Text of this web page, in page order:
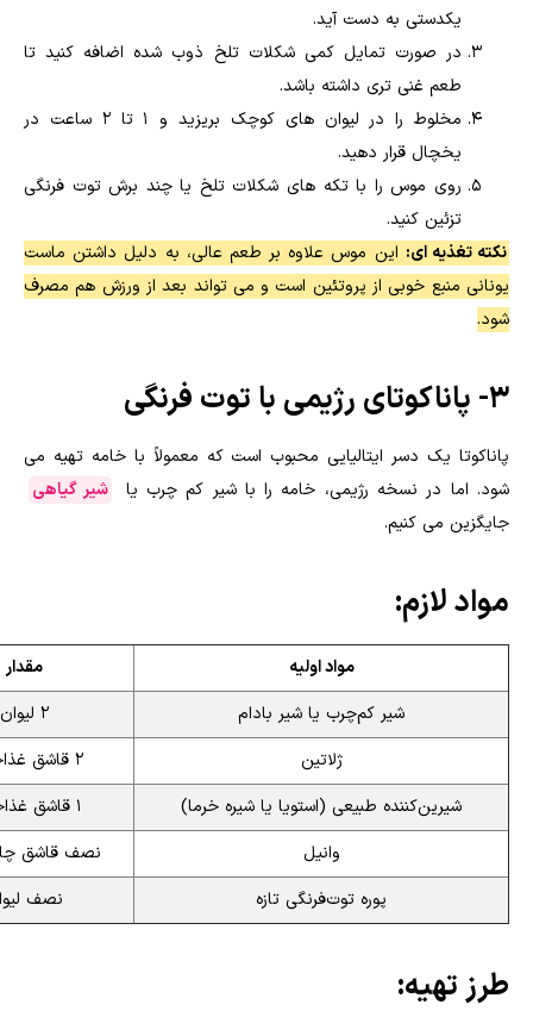
یکدستی به دست آید.
در صورت تمایل کمی شکلات تلخ ذوب شده اضافه کنید تا
طعم غنی تری داشته باشد.
مخلوط را در لیوان های کوچک بریزید و ۱ تا ۲ ساعت در
یخچال قرار دهید.
روی موس را با تکه های شکلات تلخ یا چند برش توت فرنگی
تزئین کنید.
نکته تغذیه ای: این موس علاوه بر طعم عالی، به دلیل داشتن ماست
یونانی منبع خوبی از پروتئین است و می تواند بعد از ورزش هم مصرف
شود.
۳- پاناکوتای رژیمی با توت فرنگی
پاناکوتا یک دسر ایتالیایی محبوب است که معمولاً با خامه تهیه می
شود. اما در نسخه رژیمی، خامه را با شیر کم چرب یا
شیر گیاهی
جایگزین می کنیم.
مواد لازم:
مواد اولیه
مقدار
شیر کم‌چرب یا شیر بادام
۲ لیوان
ژلاتین
۲ قاشق غذاخوری
شیرین‌کننده طبیعی (استویا یا شیره خرما)
۱ قاشق غذاخوری
وانیل
نصف قاشق
پوره توت‌فرنگی تازه
نصف
طرز تهیه: